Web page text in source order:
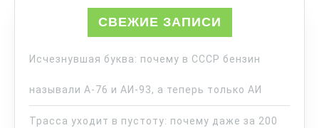
СВЕЖИЕ ЗАПИСИ
Исчезнувшая буква: почему в СССР бензин
называли А-76 и АИ-93, а теперь только АИ
Трасса уходит в пустоту: почему даже за 200